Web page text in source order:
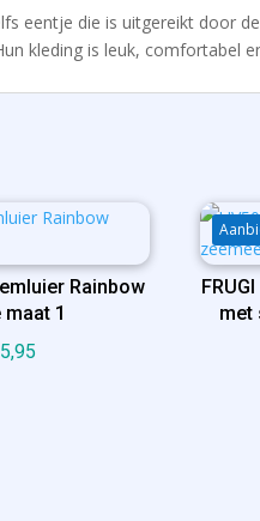
eentje die is uitgereikt door
kleding is leuk, comfortabel
Rainbow
maat 1
met